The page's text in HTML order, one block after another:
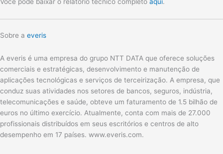
Você pode baixar o relatório técnico completo aqui.
Sobre a everis
A everis é uma empresa do grupo NTT DATA que oferece soluções
comerciais e estratégicas, desenvolvimento e manutenção de
aplicações tecnológicas e serviços de terceirização. A empresa, que
conduz suas atividades nos setores de bancos, seguros, indústria,
telecomunicações e saúde, obteve um faturamento de 1.5 bilhão de
euros no último exercício. Atualmente, conta com mais de 27.000
profissionais distribuídos em seus escritórios e centros de alto
desempenho em 17 países. www.everis.com.